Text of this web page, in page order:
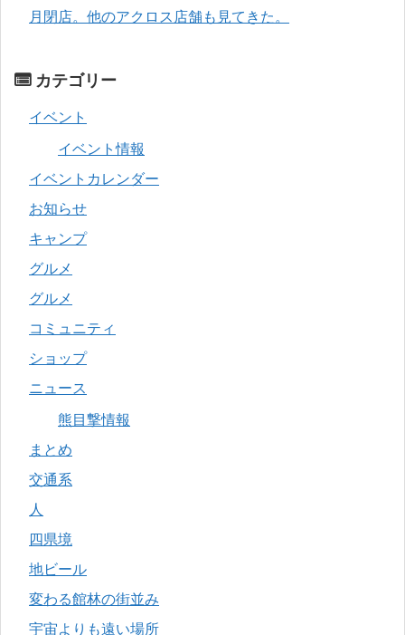
月閉店。他のアクロス店舗も見てきた。
カテゴリー
イベント
イベント情報
イベントカレンダー
お知らせ
キャンプ
グルメ
グルメ
コミュニティ
ショップ
ニュース
熊目撃情報
まとめ
交通系
人
四県境
地ビール
変わる館林の街並み
宇宙よりも遠い場所